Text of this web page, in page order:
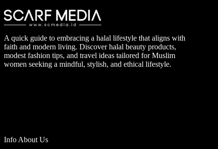
A quick guide to embracing a halal lifestyle that aligns with
faith and modern living. Discover halal beauty products,
modest fashion tips, and travel ideas tailored for Muslim
women seeking a mindful, stylish, and ethical lifestyle.
Info About Us